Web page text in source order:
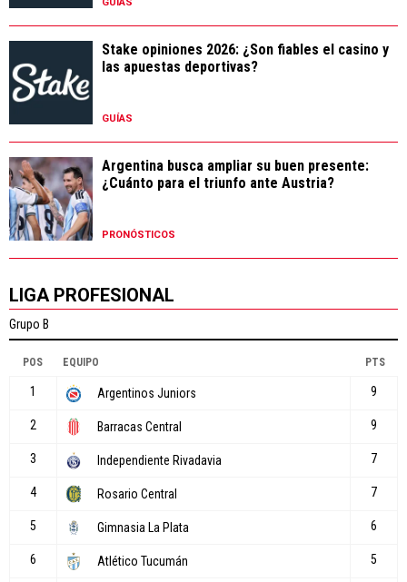
GUÍAS
Stake opiniones 2026: ¿Son fiables el casino y
las apuestas deportivas?
GUÍAS
Argentina busca ampliar su buen presente:
¿Cuánto para el triunfo ante Austria?
PRONÓSTICOS
LIGA PROFESIONAL